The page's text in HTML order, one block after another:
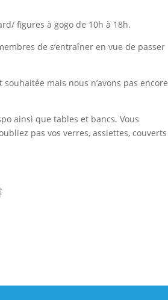
figures à gogo de 10h à 18h.
de s’entraîner en vue de passer
souhaitée mais nous n’avons pas encore
ainsi que tables et bancs. Vous
pas vos verres, assiettes, couverts